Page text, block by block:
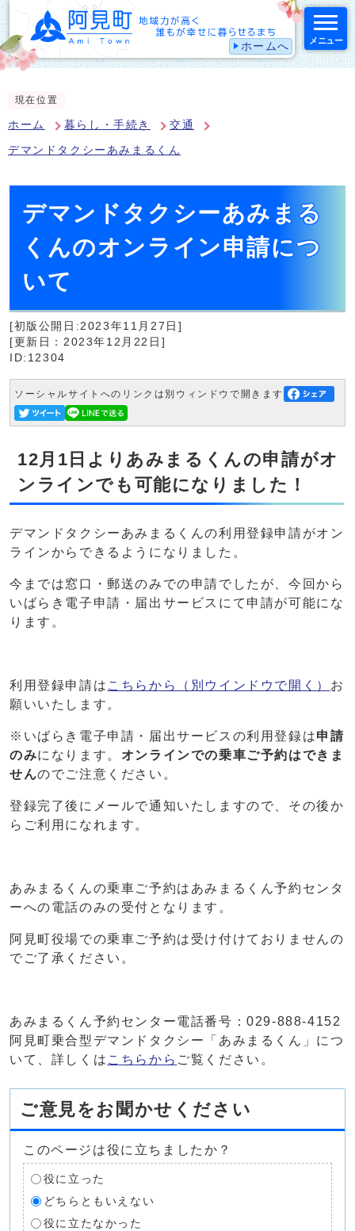
ホームへ メニュー
現在位置
ホーム 暮らし・手続き 交通
デマンドタクシーあみまるくん
デマンドタクシーあみまる
くんのオンライン申請につ
いて
[初版公開日:2023年11月27日]
[更新日：2023年12月22日]
ID:12304
ソーシャルサイトへのリンクは別ウィンドウで開きます
12月1日よりあみまるくんの申請がオ
ンラインでも可能になりました！
デマンドタクシーあみまるくんの利用登録申請がオン
ラインからできるようになりました。
今までは窓口・郵送のみでの申請でしたが、今回から
いばらき電子申請・届出サービスにて申請が可能にな
ります。
利用登録申請は こちらから （別ウインドウで開く） お
願いいたします。
※いばらき電子申請・届出サービスの利用登録は申請
のみになります。 オンラインでの乗車ご予約はできま
せんのでご注意ください。
登録完了後にメールで通知いたしますので、その後か
らご利用になれます。
あみまるくんの乗車ご予約はあみまるくん予約センタ
ーへの電話のみの受付となります。
阿見町役場での乗車ご予約は受け付けておりませんの
でご了承ください。
あみまるくん予約センター電話番号：029-888-4152
阿見町乗合型デマンドタクシー「あみまるくん」につ
いて、詳しくは こちらから ご覧ください。
ご意見をお聞かせください
このページは役に立ちましたか？
役に立った
どちらともいえない
役に立たなかった